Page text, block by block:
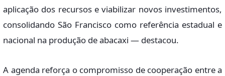
aplicação dos recursos e viabilizar novos investimentos,
consolidando São Francisco como referência estadual e
nacional na produção de abacaxi — destacou.
A agenda reforça o compromisso de cooperação entre a